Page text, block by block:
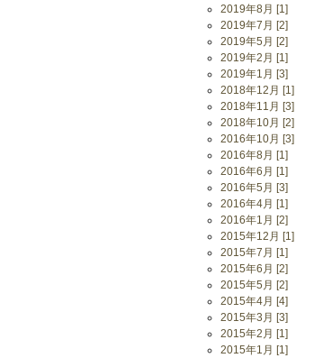
2019年8月 [1]
2019年7月 [2]
2019年5月 [2]
2019年2月 [1]
2019年1月 [3]
2018年12月 [1]
2018年11月 [3]
2018年10月 [2]
2016年10月 [3]
2016年8月 [1]
2016年6月 [1]
2016年5月 [3]
2016年4月 [1]
2016年1月 [2]
2015年12月 [1]
2015年7月 [1]
2015年6月 [2]
2015年5月 [2]
2015年4月 [4]
2015年3月 [3]
2015年2月 [1]
2015年1月 [1]